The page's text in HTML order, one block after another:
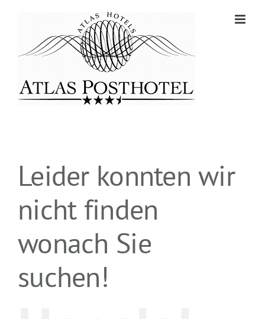
Leider konnten wir
nicht finden
wonach Sie
suchen!